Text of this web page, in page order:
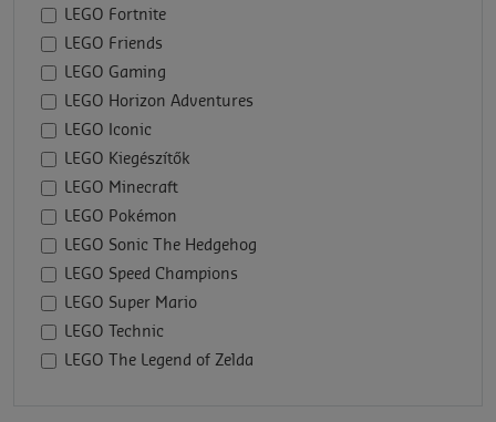
LEGO Fortnite
LEGO Friends
LEGO Gaming
LEGO Horizon Adventures
LEGO Iconic
LEGO Kiegészítők
LEGO Minecraft
LEGO Pokémon
LEGO Sonic The Hedgehog
LEGO Speed Champions
LEGO Super Mario
LEGO Technic
LEGO The Legend of Zelda